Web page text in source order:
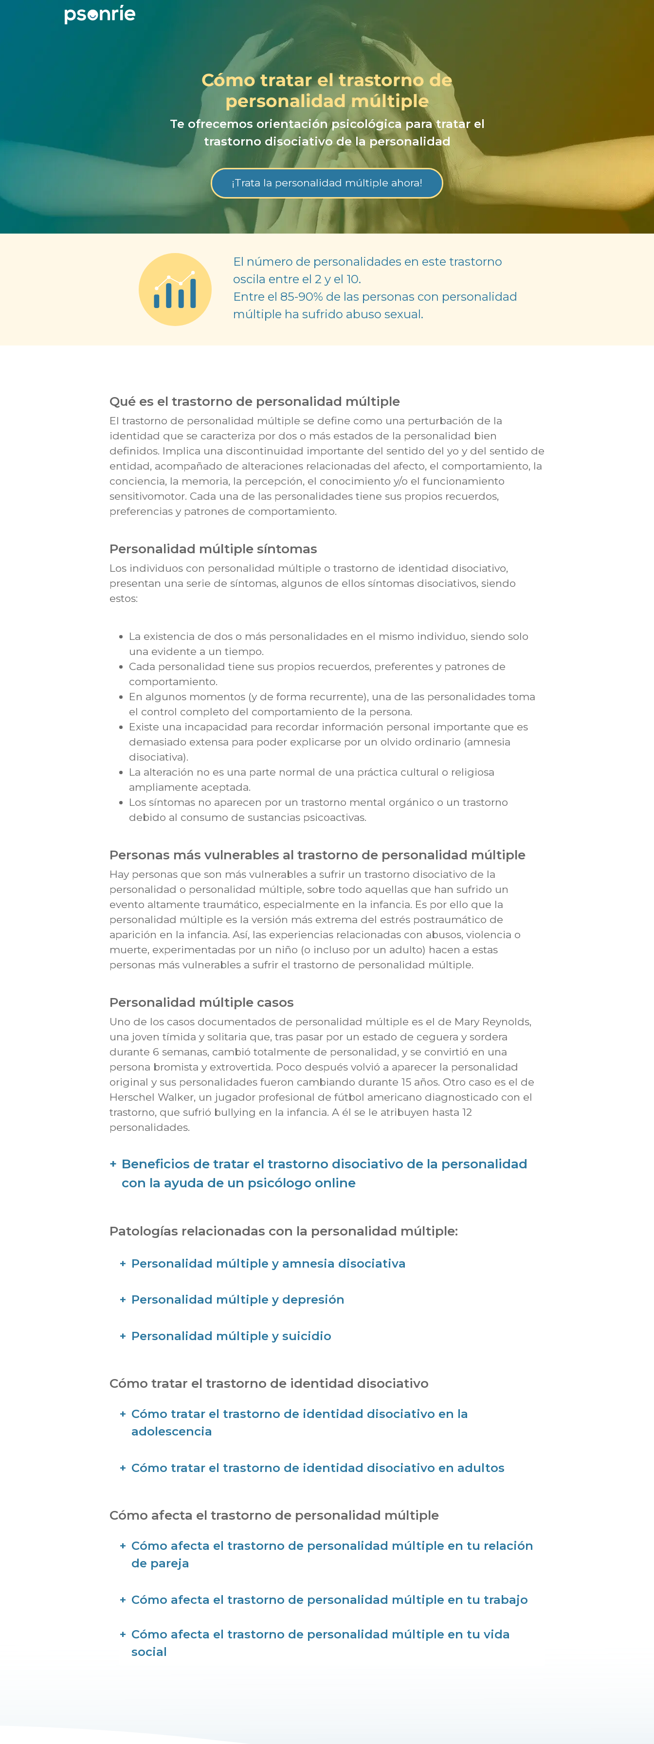
Cómo tratar el trastorno de
personalidad múltiple
Te ofrecemos orientación psicológica para tratar el
trastorno disociativo de la personalidad
¡Trata la personalidad múltiple ahora!
El número de personalidades en este trastorno
oscila entre el 2 y el 10.
Entre el 85-90% de las personas con personalidad
múltiple ha sufrido abuso sexual.
Qué es el trastorno de personalidad múltiple
El trastorno de personalidad múltiple se define como una perturbación de la
identidad que se caracteriza por dos o más estados de la personalidad bien
definidos. Implica una discontinuidad importante del sentido del yo y del sentido de
entidad, acompañado de alteraciones relacionadas del afecto, el comportamiento, la
conciencia, la memoria, la percepción, el conocimiento y/o el funcionamiento
sensitivomotor. Cada una de las personalidades tiene sus propios recuerdos,
preferencias y patrones de comportamiento.
Personalidad múltiple síntomas
Los individuos con personalidad múltiple o trastorno de identidad disociativo,
presentan una serie de síntomas, algunos de ellos síntomas disociativos, siendo
estos:
La existencia de dos o más personalidades en el mismo individuo, siendo solo
una evidente a un tiempo.
Cada personalidad tiene sus propios recuerdos, preferentes y patrones de
comportamiento.
En algunos momentos (y de forma recurrente), una de las personalidades toma
el control completo del comportamiento de la persona.
Existe una incapacidad para recordar información personal importante que es
demasiado extensa para poder explicarse por un olvido ordinario (amnesia
disociativa).
La alteración no es una parte normal de una práctica cultural o religiosa
ampliamente aceptada.
Los síntomas no aparecen por un trastorno mental orgánico o un trastorno
debido al consumo de sustancias psicoactivas.
Personas más vulnerables al trastorno de personalidad múltiple
Hay personas que son más vulnerables a sufrir un trastorno disociativo de la
personalidad o personalidad múltiple, sobre todo aquellas que han sufrido un
evento altamente traumático, especialmente en la infancia. Es por ello que la
personalidad múltiple es la versión más extrema del estrés postraumático de
aparición en la infancia. Así, las experiencias relacionadas con abusos, violencia o
muerte, experimentadas por un niño (o incluso por un adulto) hacen a estas
personas más vulnerables a sufrir el trastorno de personalidad múltiple.
Personalidad múltiple casos
Uno de los casos documentados de personalidad múltiple es el de Mary Reynolds,
una joven tímida y solitaria que, tras pasar por un estado de ceguera y sordera
durante 6 semanas, cambió totalmente de personalidad, y se convirtió en una
persona bromista y extrovertida. Poco después volvió a aparecer la personalidad
original y sus personalidades fueron cambiando durante 15 años. Otro caso es el de
Herschel Walker, un jugador profesional de fútbol americano diagnosticado con el
trastorno, que sufrió bullying en la infancia. A él se le atribuyen hasta 12
personalidades.
Beneficios de tratar el trastorno disociativo de la personalidad
con la ayuda de un psicólogo online
Patologías relacionadas con la personalidad múltiple:
Personalidad múltiple y amnesia disociativa
Personalidad múltiple y depresión
Personalidad múltiple y suicidio
Cómo tratar el trastorno de identidad disociativo
Cómo tratar el trastorno de identidad disociativo en la
adolescencia
Cómo tratar el trastorno de identidad disociativo en adultos
Cómo afecta el trastorno de personalidad múltiple
Cómo afecta el trastorno de personalidad múltiple en tu relación
de pareja
Cómo afecta el trastorno de personalidad múltiple en tu trabajo
Cómo afecta el trastorno de personalidad múltiple en tu vida
social